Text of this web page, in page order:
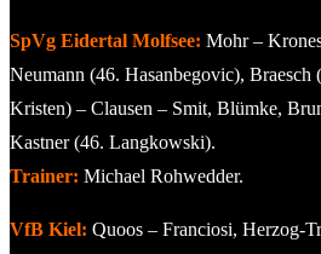
SpVg Eidertal Molfsee: Mohr –
Neumann (46. Hasanbegovic), Braesch
Kristen) – Clausen – Smit, Blümke,
Kastner (46. Langkowski).
Trainer: Michael Rohwedder.
VfB Kiel: Quoos – Franciosi, Herzog-